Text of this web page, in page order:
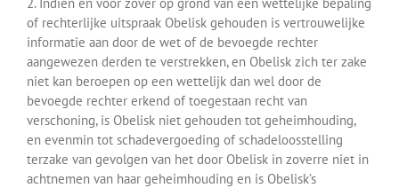
of rechterlijke uitspraak Obelisk gehouden is vertrouwelijke
informatie aan door de wet of de bevoegde rechter
aangewezen derden te verstrekken, en Obelisk zich ter zake
niet kan beroepen op een wettelijk dan wel door de
bevoegde rechter erkend of toegestaan recht van
verschoning, is Obelisk niet gehouden tot geheimhouding,
en evenmin tot schadevergoeding of schadeloosstelling
terzake van gevolgen van het door Obelisk in zoverre niet in
achtnemen van haar geheimhouding en is Obelisk’s